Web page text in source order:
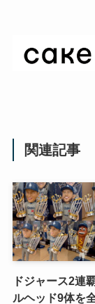
関連記事
ドジャース2連
ルヘッド9体を